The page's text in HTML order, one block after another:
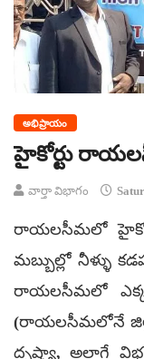
అభిప్రాయం
హైకోర్టు
వార్తా విభాగం
రాయలసీమలో హైకోర్టు
మబ్బుల్లో నీళ్ళు
రాయలసీమలో
(రాయలసీమలోనే
దృష్ట్యా, అలాగే